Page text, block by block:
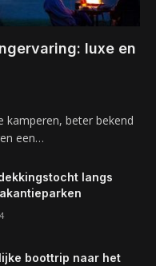
luxe en
kamperen, beter bekend
een…
langs
boottrip naar het